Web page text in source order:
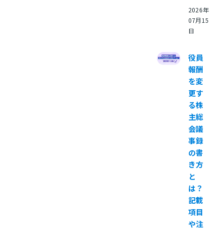
2026年
07月15
日
役員
報酬
を変
更す
る株
主総
会議
事録
の書
き方
と
は？
記載
項目
や注